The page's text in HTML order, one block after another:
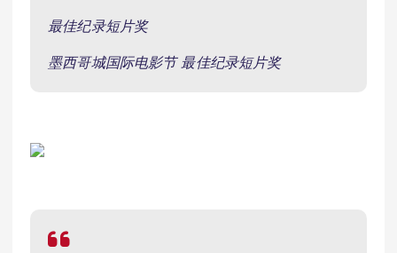
最佳纪录短片奖
墨西哥城国际电影节 最佳纪录短片奖